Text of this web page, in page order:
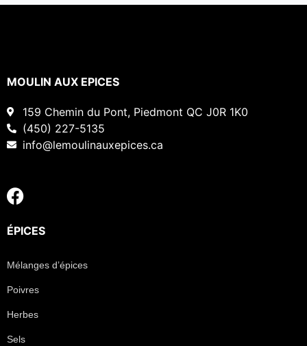
MOULIN AUX EPICES
159 Chemin du Pont, Piedmont QC J0R 1K0
(450) 227-5135
info@lemoulinauxepices.ca
ÉPICES
Mélanges d’épices
Poivres
Herbes
Sels